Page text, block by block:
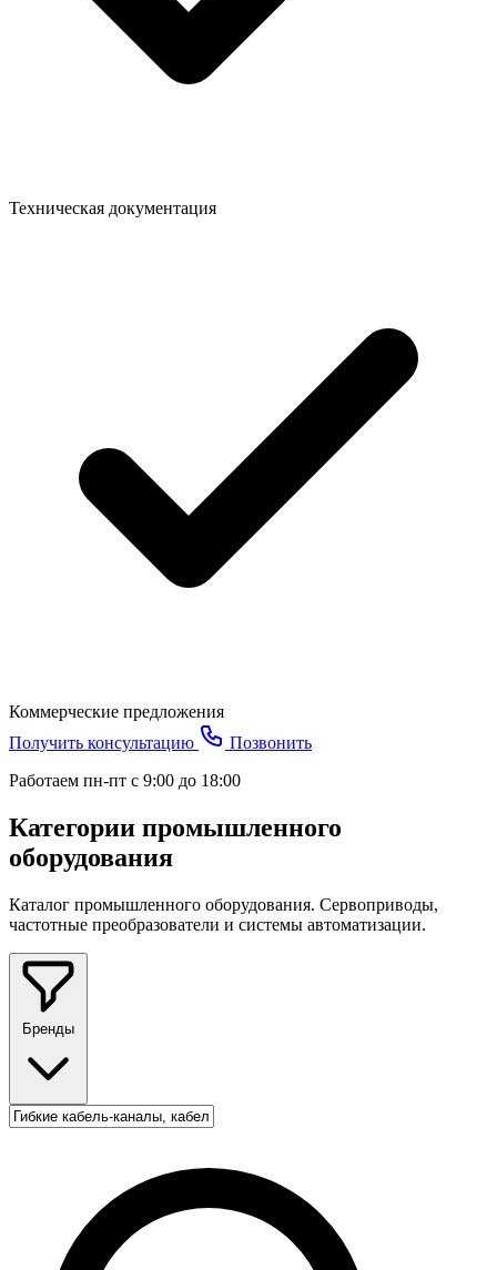
Техническая документация
Коммерческие предложения
Получить консультацию
Позвонить
Работаем пн-пт с 9:00 до 18:00
Категории промышленного
оборудования
Каталог промышленного оборудования. Сервоприводы,
частотные преобразователи и системы автоматизации.
Бренды